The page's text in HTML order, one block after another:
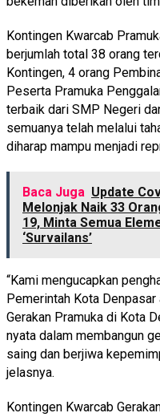
Kontingen Kwarcab
berjumlah total 38 orang
Kontingen, 4 orang
Peserta Pramuka
terbaik dari SMP Negeri
semuanya telah melalui
diharap mampu menjadi
Baca Juga Update
Melonjak Naik 33
19, Minta Semua
‘Survailans’
“Kami mengucapkan
Pemerintah Kota
Gerakan Pramuka di Kota
nyata dalam membangun
saing dan berjiwa
jelasnya.
Kontingen Kwarcab